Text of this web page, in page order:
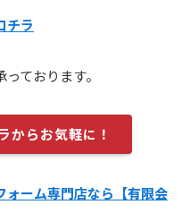
チラ
ております。
からお気軽に！
ォーム専門店なら【有限会